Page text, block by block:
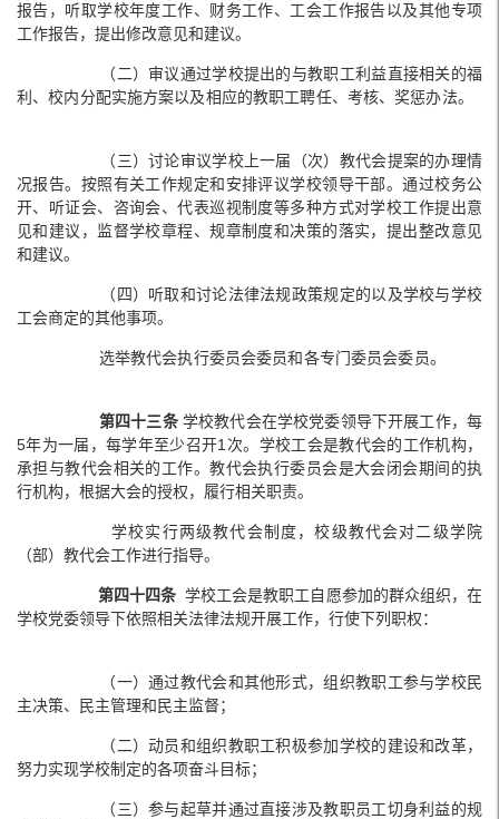
报告，听取学校年度工作、财务工作、工会工作报告以及其他专项
工作报告，提出修改意见和建议。
（二）审议通过学校提出的与教职工利益直接相关的福
利、校内分配实施方案以及相应的教职工聘任、考核、奖惩办法。
（三）讨论审议学校上一届（次）教代会提案的办理情
况报告。按照有关工作规定和安排评议学校领导干部。通过校务公
开、听证会、咨询会、代表巡视制度等多种方式对学校工作提出意
见和建议，监督学校章程、规章制度和决策的落实，提出整改意见
和建议。
（四）听取和讨论法律法规政策规定的以及学校与学校
工会商定的其他事项。
选举教代会执行委员会委员和各专门委员会委员。
第四十三条 学校教代会在学校党委领导下开展工作，每
5年为一届，每学年至少召开1次。学校工会是教代会的工作机构，
承担与教代会相关的工作。教代会执行委员会是大会闭会期间的执
行机构，根据大会的授权，履行相关职责。
学校实行两级教代会制度，校级教代会对二级学院
（部）教代会工作进行指导。
第四十四条学校工会是教职工自愿参加的群众组织，在
学校党委领导下依照相关法律法规开展工作，行使下列职权：
（一）通过教代会和其他形式，组织教职工参与学校民
主决策、民主管理和民主监督；
（二）动员和组织教职工积极参加学校的建设和改革，
努力实现学校制定的各项奋斗目标；
（三）参与起草并通过直接涉及教职员工切身利益的规